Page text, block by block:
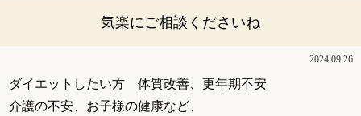
気楽にご相談くださいね
2024.09.26
ダイエットしたい方 体質改善、更年期不安
介護の不安、お子様の健康など、